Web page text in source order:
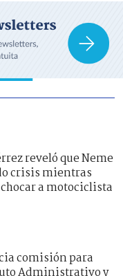
reveló que Neme
crisis mientras
a motociclista
comisión para